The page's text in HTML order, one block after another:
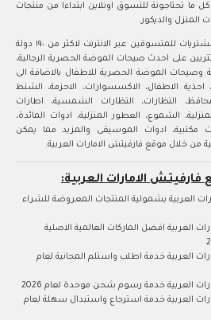
ما تحتاجونة للتسوق اونلاين ابتداءا من منتجات
المنزل والديكور.
يقوم موقع فارفيتش بتوصيل المشتريات للمتسوقين عبر الانترنت لاكثر من ١٩٠ دولة
على احدث صيحات الموضة الحصرية الرجالية،
وصيحات الموضة الحصرية للاطفال بالاضافة الى
احذية الاطفال، الاكسسوارات، الاحزمة، الشنط
النظارات، النظارات الشمسية، اطارات
الشموع، العطور المنزلية، ادوات المائدة،
مكتبية، ادوات الموسيقى والمزيد مما يمكن
من خلال موقع فارفيتش الامارات العربية.
الامارات العربية:
العربية بشمولية المنتجات المعروضة للشراء
العربية افضل الماركات العالمية الاصلية
العربية خدمة اطلب واستلم المجانية لعام
العربية خدمة رسوم شحن موحدة لعام 2026
العربية خدمة استرجاع واستبدال سهلة لعام